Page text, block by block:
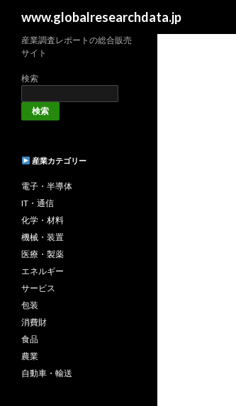
www.globalresearchdata.jp
産業調査レポートの総合販売
サイト
検索
検索
産業カテゴリー
電子・半導体
IT・通信
化学・材料
機械・装置
医療・製薬
エネルギー
サービス
包装
消費財
食品
農業
自動車・輸送